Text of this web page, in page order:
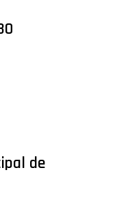
de